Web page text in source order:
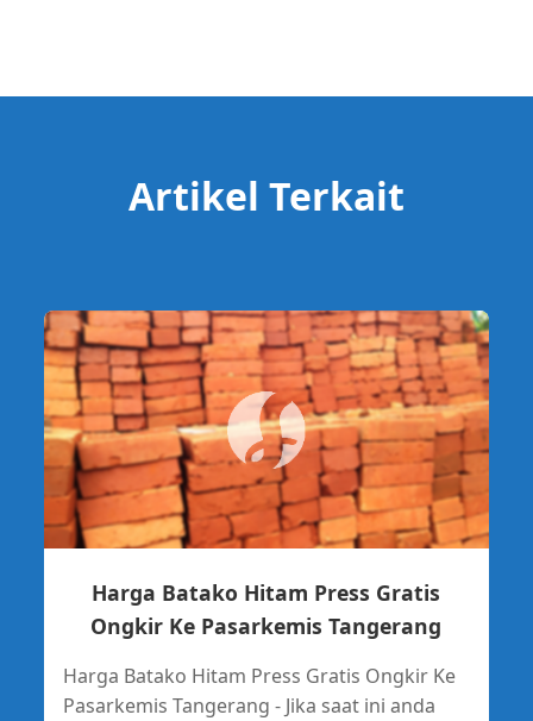
Artikel Terkait
Harga Batako Hitam Press Gratis
Ongkir Ke Pasarkemis Tangerang
Harga Batako Hitam Press Gratis Ongkir Ke
Pasarkemis Tangerang - Jika saat ini anda